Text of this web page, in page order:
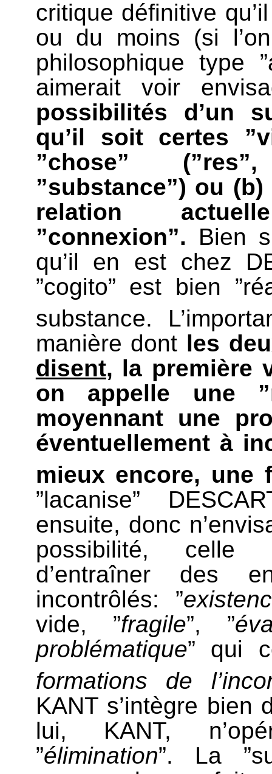
critique définitive
ou du moins (si
philosophique type
aimerait voir
possibilités d’un
qu’il soit certes
”chose”
”substance”) ou
relation
”connexion”. Bien
qu’il en est chez
”cogito” est bien
substance.
manière dont les
disent, la première
on appelle une
moyennant une
éventuellement à
mieux encore, une
”lacanise”
ensuite, donc
possibilité, celle
d’entraîner des
incontrôlés: ”
vide, ”fragile”, ”
problématique” qui
formations de
KANT s’intègre
lui, KANT,
”élimination”. La